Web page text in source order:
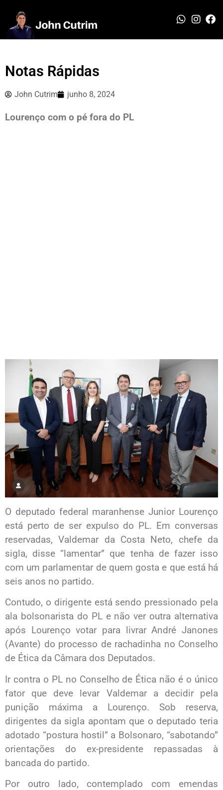
Notas Rápidas
John Cutrim junho 8, 2024
Lourenço com o pé fora do PL
O deputado federal maranhense Junior Lourenço
está perto de ser expulso do PL. Em conversas
reservadas, Valdemar da Costa Neto, chefe da
sigla, disse “lamentar” que tenha de fazer isso
com um parlamentar de quem gosta e que está há
seis anos no partido.
Contudo, o dirigente está sendo pressionado pela
ala bolsonarista do PL e não ver outra alternativa
após Lourenço votar para livrar André Janones
(Avante) do processo de rachadinha no Conselho
de Ética da Câmara dos Deputados.
Ir contra o PL no Conselho de Ética não é o único
fator que deve levar Valdemar a decidir pela
punição máxima a Lourenço. Sob reserva,
dirigentes da sigla apontam que o deputado teria
adotado “postura hostil” a Bolsonaro, “sabotando”
orientações do ex-presidente repassadas à
bancada do partido.
Por outro lado, contemplado com emendas